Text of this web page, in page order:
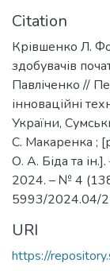
Citation
Крівшенко Л.
здобувачів
Павліченко //
інноваційні
України,
С. Макаренка ;
О. А. Біда та
2024. – № 4
5993/2024.04/
URI
https://